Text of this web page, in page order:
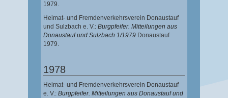
1979.
Heimat- und Fremdenverkehrsverein Donaustauf
und Sulzbach e. V.: Burgpfeifer. Mitteilungen aus
Donaustauf und Sulzbach 1/1979 Donaustauf
1979.
1978
Heimat- und Fremdenverkehrsverein Donaustauf
e. V.: Burgpfeifer. Mitteilungen aus Donaustauf und